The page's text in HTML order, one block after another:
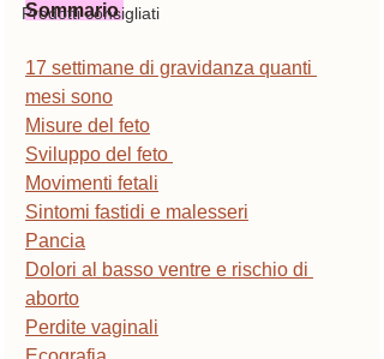
Prodotti consigliati
Sommario
17 settimane di gravidanza quanti
mesi sono
Misure del feto
Sviluppo del feto
Movimenti fetali
Sintomi fastidi e malesseri
Pancia
Dolori al basso ventre e rischio di
aborto
Perdite vaginali